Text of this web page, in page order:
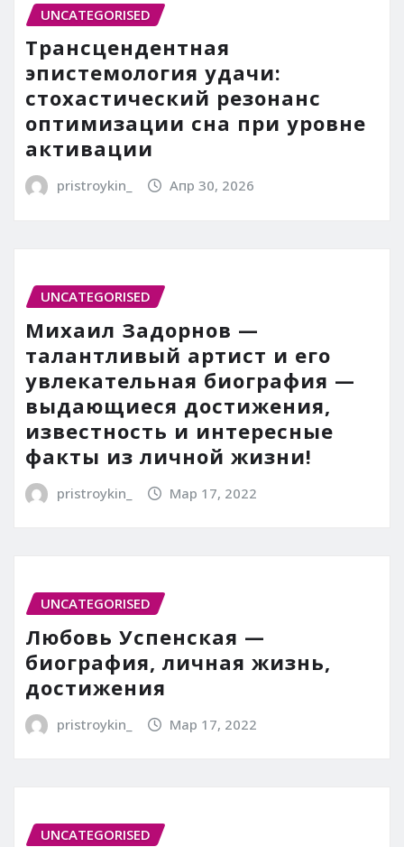
UNCATEGORISED
Трансцендентная
эпистемология удачи:
стохастический резонанс
оптимизации сна при уровне
активации
pristroykin_ Апр 30, 2026
UNCATEGORISED
Михаил Задорнов —
талантливый артист и его
увлекательная биография —
выдающиеся достижения,
известность и интересные
факты из личной жизни!
pristroykin_ Мар 17, 2022
UNCATEGORISED
Любовь Успенская —
биография, личная жизнь,
достижения
pristroykin_ Мар 17, 2022
UNCATEGORISED